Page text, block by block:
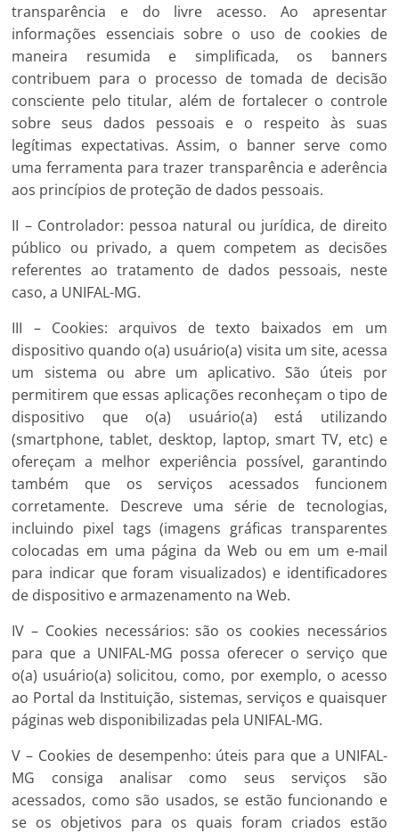
transparência e do livre acesso. Ao apresentar
informações essenciais sobre o uso de cookies de
maneira resumida e simplificada, os banners
contribuem para o processo de tomada de decisão
consciente pelo titular, além de fortalecer o controle
sobre seus dados pessoais e o respeito às suas
legítimas expectativas. Assim, o banner serve como
uma ferramenta para trazer transparência e aderência
aos princípios de proteção de dados pessoais.
II – Controlador: pessoa natural ou jurídica, de direito
público ou privado, a quem competem as decisões
referentes ao tratamento de dados pessoais, neste
caso, a UNIFAL-MG.
III – Cookies: arquivos de texto baixados em um
dispositivo quando o(a) usuário(a) visita um site, acessa
um sistema ou abre um aplicativo. São úteis por
permitirem que essas aplicações reconheçam o tipo de
dispositivo que o(a) usuário(a) está utilizando
(smartphone, tablet, desktop, laptop, smart TV, etc) e
ofereçam a melhor experiência possível, garantindo
também que os serviços acessados funcionem
corretamente. Descreve uma série de tecnologias,
incluindo pixel tags (imagens gráficas transparentes
colocadas em uma página da Web ou em um e-mail
para indicar que foram visualizados) e identificadores
de dispositivo e armazenamento na Web.
IV – Cookies necessários: são os cookies necessários
para que a UNIFAL-MG possa oferecer o serviço que
o(a) usuário(a) solicitou, como, por exemplo, o acesso
ao Portal da Instituição, sistemas, serviços e quaisquer
páginas web disponibilizadas pela UNIFAL-MG.
V – Cookies de desempenho: úteis para que a UNIFAL-
MG consiga analisar como seus serviços são
acessados, como são usados, se estão funcionando e
se os objetivos para os quais foram criados estão